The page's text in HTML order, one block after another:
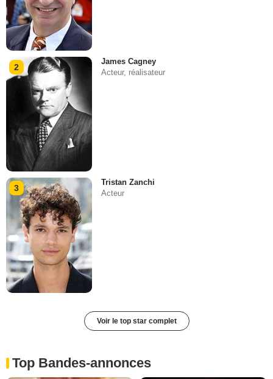
2
James Cagney
Acteur, réalisateur
3
Tristan Zanchi
Acteur
Voir le top star complet
Top Bandes-annonces